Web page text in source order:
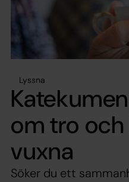
Lyssna
om tro
vuxna
Söker du ett